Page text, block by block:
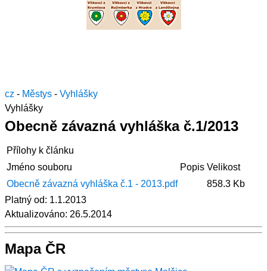
cz - Městys - Vyhlášky
Vyhlášky
Obecně závazná vyhláška č.1/2013
Přílohy k článku
Jméno souboru
Popis Velikost
Obecně závazná vyhláška č.1 - 2013.pdf
858.3 Kb
Platný od: 1.1.2013
Aktualizováno: 26.5.2014
Mapa ČR